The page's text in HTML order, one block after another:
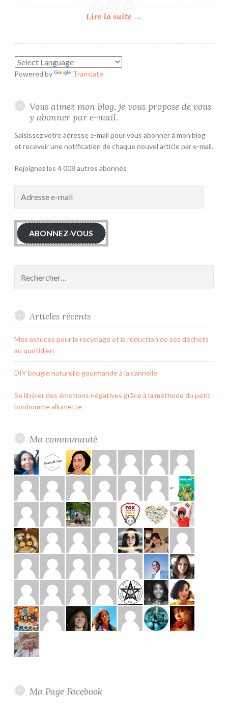
Lire la suite →
Powered by Translate
Vous aimez mon blog, je vous propose de vous
y abonner par e-mail.
Saisissez votre adresse e-mail pour vous abonner à mon blog
et recevoir une notification de chaque nouvel article par e-mail.
Rejoignez les 4 008 autres abonnés
mail
ABONNEZ-VOUS
Articles récents
Mes astuces pour le recyclage et la réduction de ses déchets
au quotidien
DIY bougie naturelle gourmande à la cannelle
Se libérer des émotions négatives grâce à la méthode du petit
bonhomme allumette
Ma communauté
Ma Page Facebook